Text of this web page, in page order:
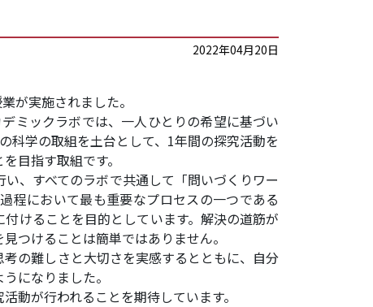
2022年04月20日
が実施されました。
ミックラボでは、一人ひとりの希望に基づい
科学の取組を土台として、1年間の探究活動を
目指す取組です。
、すべてのラボで共通して「問いづくりワー
程において最も重要なプロセスの一つである
けることを目的としています。解決の道筋が
つけることは簡単ではありません。
の難しさと大切さを実感するとともに、自分
になりました。
動が行われることを期待しています。